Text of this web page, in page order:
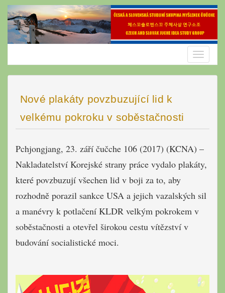
Skip
content
Toggle
Nové plakáty povzbuzující lid k
velkému pokroku v soběstačnosti
Pchjongjang, 23. září čučche 106 (2017) (KCNA) –
Nakladatelství Korejské strany práce vydalo plakáty,
které povzbuzují všechen lid v boji za to, aby
rozhodně porazil sankce USA a jejich vazalských sil
a manévry k potlačení KLDR velkým pokrokem v
soběstačnosti a otevřel širokou cestu vítězství v
budování socialistické moci.